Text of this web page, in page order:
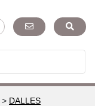
> DALLES